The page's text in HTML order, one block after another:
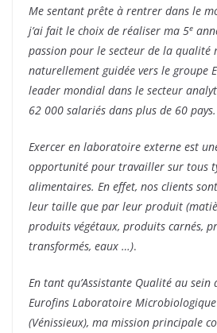
Me sentant prête à rentrer dans le
j’ai fait le choix de réaliser ma 5e
passion pour le secteur de la qualité
naturellement guidée vers le groupe
leader mondial dans le secteur
62 000 salariés dans plus de 60 pays.
Exercer en laboratoire externe est
opportunité pour travailler sur tous
alimentaires. En effet, nos clients
leur taille que par leur produit
produits végétaux, produits carnés,
transformés, eaux …).
En tant qu’Assistante Qualité au
Eurofins Laboratoire Microbiologique
(Vénissieux), ma mission principale